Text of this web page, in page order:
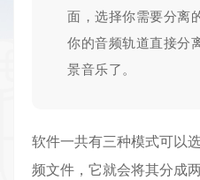
面，选择你需要分离
你的音频轨道直接分
景音乐了。
软件一共有三种模式可以
频文件，它就会将其分成